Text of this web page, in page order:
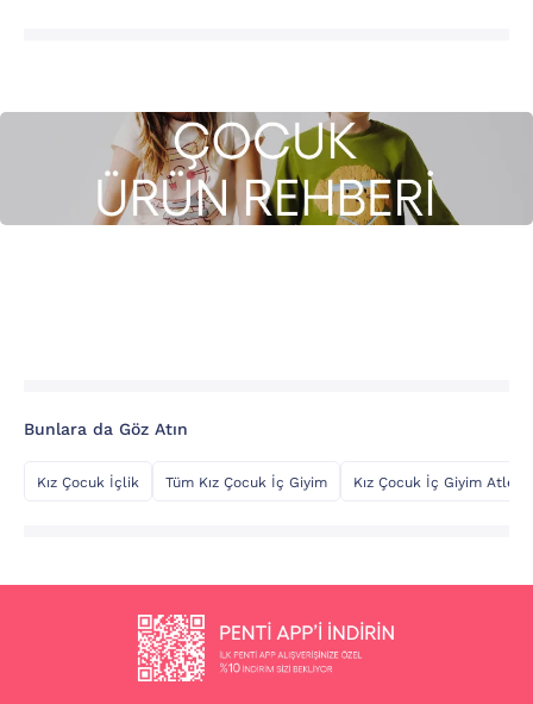
Bunlara da Göz Atın
Kız Çocuk İçlik Tüm Kız Çocuk İç Giyim Kız Çocuk İç Giyim Atlet